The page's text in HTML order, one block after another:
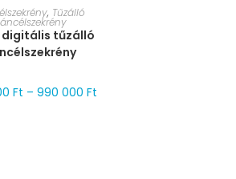
VÁLASZTÁSA
, Tűzálló
digitális tűzálló
Ft –990 000Ft